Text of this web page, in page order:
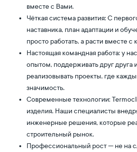
вместе с Вами.
Чёткая система развития: С
наставника, план адаптации и
просто работать, а расти вместе с
Настоящая командная работа: у
опытом, поддерживать друг друга
реализовывать проекты, где
значимость.
Современные технологии:
изделия. Наши специалисты
инженерные решения, которые
строительный рынок.
Профессиональный рост — не на